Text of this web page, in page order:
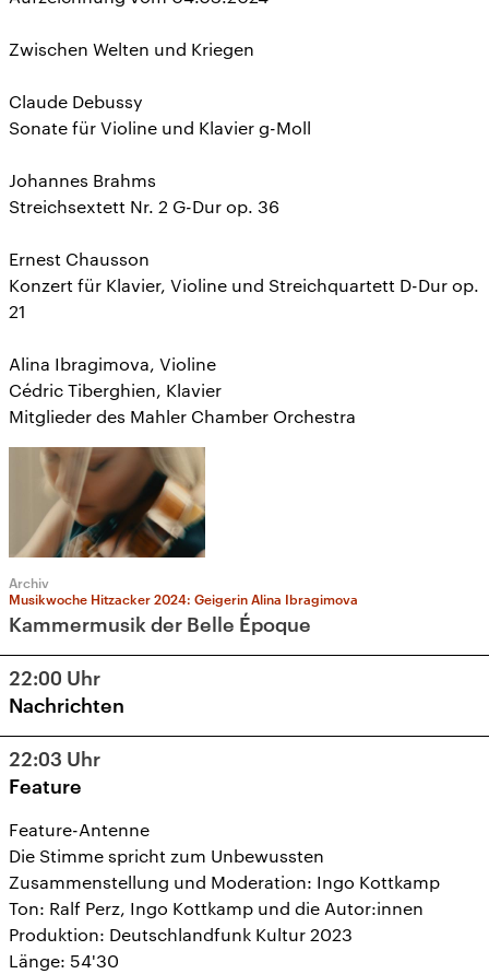
Zwischen Welten und Kriegen
Claude Debussy
Sonate für Violine und Klavier g-Moll
Johannes Brahms
Streichsextett Nr. 2 G-Dur op. 36
Ernest Chausson
Konzert für Klavier, Violine und Streichquartett D-Dur op.
21
Alina Ibragimova, Violine
Cédric Tiberghien, Klavier
Mitglieder des Mahler Chamber Orchestra
Archiv
Musikwoche Hitzacker 2024: Geigerin Alina Ibragimova
Kammermusik der Belle Époque
22:00 Uhr
Nachrichten
22:03 Uhr
Feature
Feature-Antenne
Die Stimme spricht zum Unbewussten
Zusammenstellung und Moderation: Ingo Kottkamp
Ton: Ralf Perz, Ingo Kottkamp und die Autor:innen
Produktion: Deutschlandfunk Kultur 2023
Länge: 54'30